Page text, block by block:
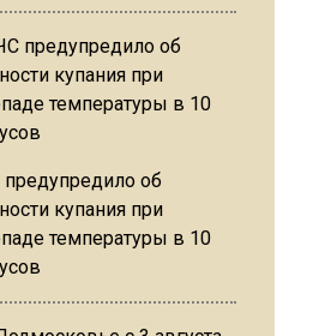
об
купания при
температуры в 10